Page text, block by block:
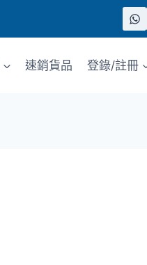
速銷貨品 登錄/註冊